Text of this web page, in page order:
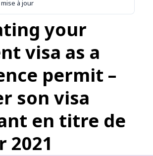
à jour
your
visa as a
permit –
son visa
en titre de
2021